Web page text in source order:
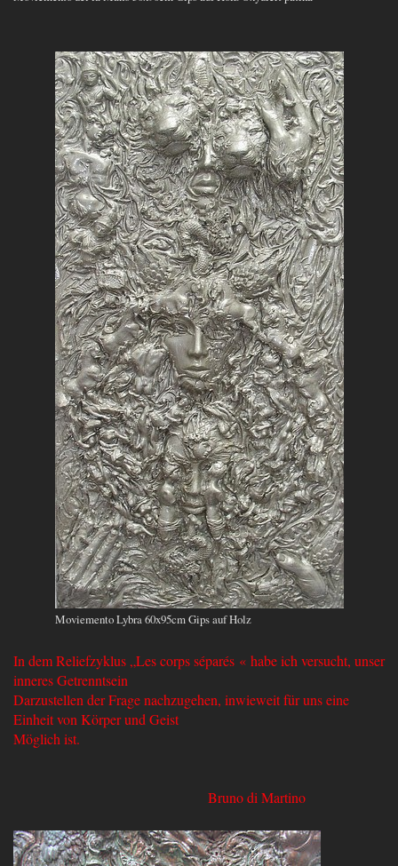
Moviemento Lybra 60x95cm Gips auf Holz
In dem Reliefzyklus „Les corps séparés « habe ich versucht, unser
inneres Getrenntsein
Darzustellen der Frage nachzugehen, inwieweit für uns eine
Einheit von Körper und Geist
Möglich ist.
Bruno di Martino